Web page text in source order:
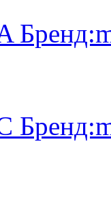
Бренд:
Бренд: